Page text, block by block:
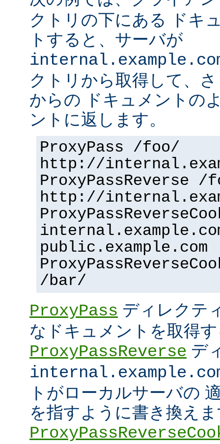
クトリの下にある ドキ
トすると、サーバが
クトリから取得して、
からの ドキュメントの
ントに返します。
ProxyPass /foo/
http://
ProxyPassReverse /
http://
public.example.com
/bar/
ProxyPass ディレクテ
なドキュメントを取得
ProxyPassReverse デ
トがローカルサーバの
を指すように書き換え